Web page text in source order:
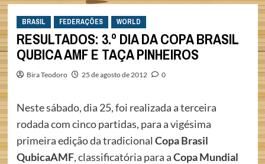
BRASIL FEDERAÇÕES WORLD
RESULTADOS: 3.º DIA DA COPA BRASIL
QUBICA AMF E TAÇA PINHEIROS
Bira Teodoro 25 de agosto de 2012 0
Neste sábado, dia 25, foi realizada a terceira
rodada com cinco partidas, para a vigésima
primeira edição da tradicional Copa Brasil
QubicaAMF, classificatória para aCopa Mundial